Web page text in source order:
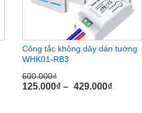
hoặc nổi với các loại mặt nắp công
khiển từ xa sóng RF TPE RCS
mua thêm
Gói bảo hành
giá 50.000Đ.
Công tắc không dây dán tường
WHK01-RB3
600.000₫
125.000₫ – 429.000₫